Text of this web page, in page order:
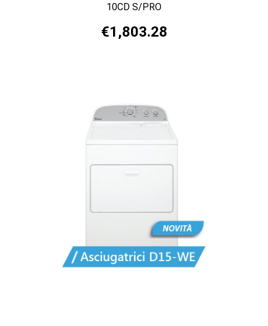
10CD S/PRO
€1,803.28